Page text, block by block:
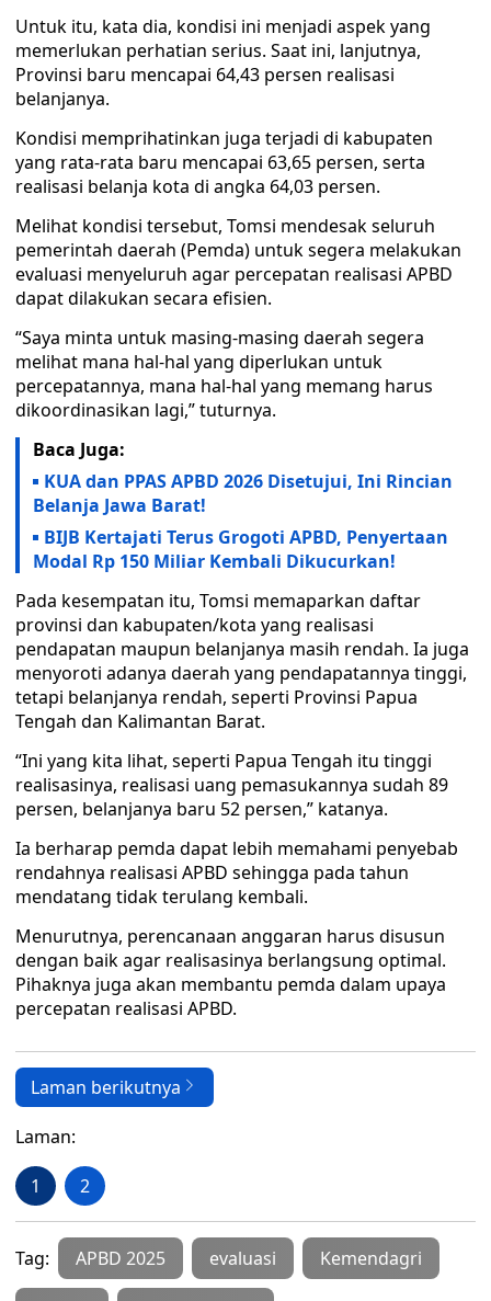
Untuk itu, kata dia, kondisi ini menjadi aspek yang
memerlukan perhatian serius. Saat ini, lanjutnya,
Provinsi baru mencapai 64,43 persen realisasi
belanjanya.
Kondisi memprihatinkan juga terjadi di kabupaten
yang rata-rata baru mencapai 63,65 persen, serta
realisasi belanja kota di angka 64,03 persen.
Melihat kondisi tersebut, Tomsi mendesak seluruh
pemerintah daerah (Pemda) untuk segera melakukan
evaluasi menyeluruh agar percepatan realisasi APBD
dapat dilakukan secara efisien.
“Saya minta untuk masing-masing daerah segera
melihat mana hal-hal yang diperlukan untuk
percepatannya, mana hal-hal yang memang harus
dikoordinasikan lagi,” tuturnya.
Baca Juga:
KUA dan PPAS APBD 2026 Disetujui, Ini Rincian
Belanja Jawa Barat!
BIJB Kertajati Terus Grogoti APBD, Penyertaan
Modal Rp 150 Miliar Kembali Dikucurkan!
Pada kesempatan itu, Tomsi memaparkan daftar
provinsi dan kabupaten/kota yang realisasi
pendapatan maupun belanjanya masih rendah. Ia juga
menyoroti adanya daerah yang pendapatannya tinggi,
tetapi belanjanya rendah, seperti Provinsi Papua
Tengah dan Kalimantan Barat.
“Ini yang kita lihat, seperti Papua Tengah itu tinggi
realisasinya, realisasi uang pemasukannya sudah 89
persen, belanjanya baru 52 persen,” katanya.
Ia berharap pemda dapat lebih memahami penyebab
rendahnya realisasi APBD sehingga pada tahun
mendatang tidak terulang kembali.
Menurutnya, perencanaan anggaran harus disusun
dengan baik agar realisasinya berlangsung optimal.
Pihaknya juga akan membantu pemda dalam upaya
percepatan realisasi APBD.
Laman berikutnya
Laman:
1 2
Tag: APBD 2025 evaluasi Kemendagri